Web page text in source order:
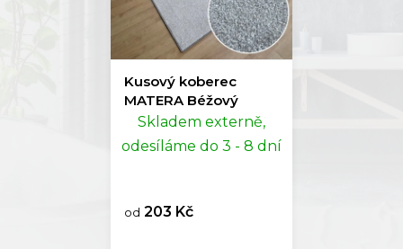
Kusový koberec
MATERA Béžový
Skladem externě,
odesíláme do 3 - 8 dní
od 203 Kč